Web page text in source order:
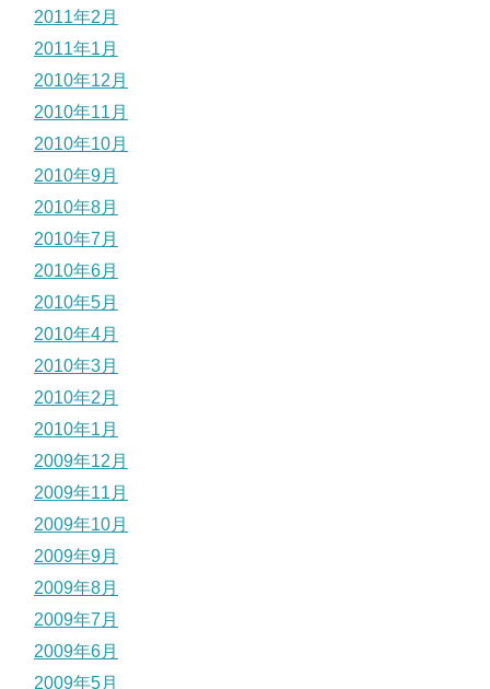
2011年2月
2011年1月
2010年12月
2010年11月
2010年10月
2010年9月
2010年8月
2010年7月
2010年6月
2010年5月
2010年4月
2010年3月
2010年2月
2010年1月
2009年12月
2009年11月
2009年10月
2009年9月
2009年8月
2009年7月
2009年6月
2009年5月